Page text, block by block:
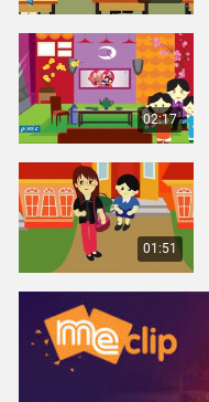
02:57
02:32
06:37
02:17
01:51